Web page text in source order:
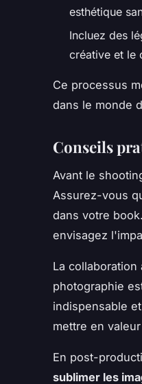
esthétique
Incluez des
créative et le
Ce processus
dans le monde
Conseils
Avant le
Assurez-vous
dans votre
envisagez
La collaboration
photographie
indispensable
mettre en
En post-
sublimer les